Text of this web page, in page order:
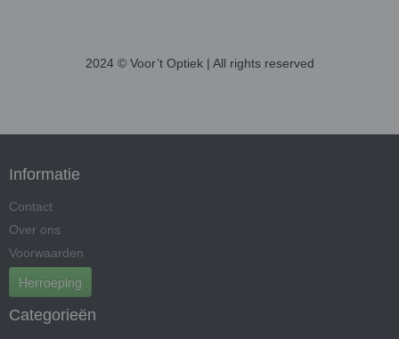
2024 © Voor’t Optiek | All rights reserved
Informatie
Contact
Over ons
Voorwaarden
Herroeping
Categorieën